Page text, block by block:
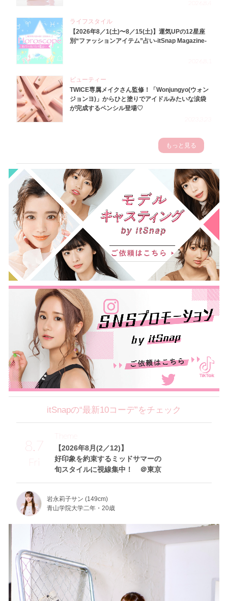
ライフスタイル
【2026年8／1(土)〜8／15(土)】運気UPの12星座
別“ファッションアイテム”占い-itSnap Magazine-
ビューティー
TWICE専属メイクさん監修！「Wonjungyo(ウォン
ジョンヨ)」からひと塗りでアイドルみたいな涙袋
が完成するペンシル登場♡
もっと見る
itSnapの“最新10コーデ”をチェック
8.7
Fri
【2026年8月(2／12)】
好印象を約束するミッドサマーの
旬スタイルに視線集中！ ＠東京
Theme
岩永莉子サン (149cm)
青山学院大学二年・20歳